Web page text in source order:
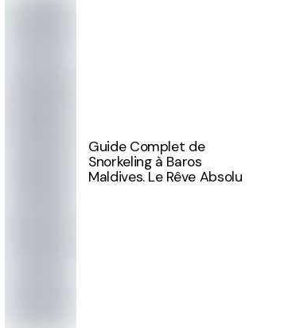
Guide Complet de
Snorkeling à Baros
Maldives. Le Rêve Absolu